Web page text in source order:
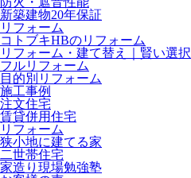
新築建物20年保証
リフォーム
コトブキHBのリフォーム
リフォーム・建て替え｜賢い選択
フルリフォーム
目的別リフォーム
施工事例
注文住宅
賃貸併用住宅
リフォーム
狭小地に建てる家
二世帯住宅
家造り現場勉強塾